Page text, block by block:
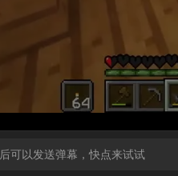
后可以发送弹幕，快点来试试